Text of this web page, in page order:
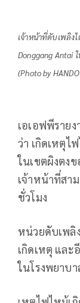
เจ้าหน้าที่ดับเพลิง
Donggang Antai
(Photo by
เอเอฟพีราย
ว่า เกิดเหตุไ
ในเขตผิงตง
เจ้าหน้าที่สา
ชั่วโมง
หน่วยดับเพลิ
เกิดเหตุ และ
ในโรงพยาบา